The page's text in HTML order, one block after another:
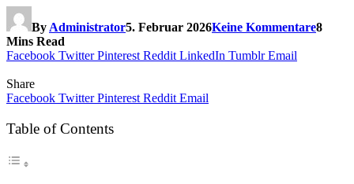
By Administrator5. Februar 2026Keine Kommentare8
Mins Read
Facebook Twitter Pinterest Reddit LinkedIn Tumblr Email
Share
Facebook Twitter Pinterest Reddit Email
Table of Contents